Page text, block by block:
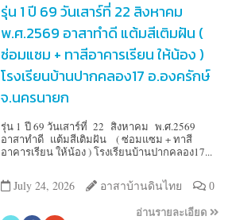
รุ่น 1 ปี 69 วันเสาร์ที่ 22 สิงหาคม
พ.ศ.2569 อาสาทำดี แต้มสีเติมฝัน (
ซ่อมแซม + ทาสีอาคารเรียน ให้น้อง )
โรงเรียนบ้านปากคลอง17 อ.องครักษ์
จ.นครนายก
รุ่น 1 ปี 69 วันเสาร์ที่ 22 สิงหาคม พ.ศ.2569
อาสาทำดี แต้มสีเติมฝัน ( ซ่อมแซม + ทาสี
อาคารเรียน ให้น้อง ) โรงเรียนบ้านปากคลอง17...
July 24, 2026 อาสาบ้านดินไทย 0
อ่านรายละเอียด